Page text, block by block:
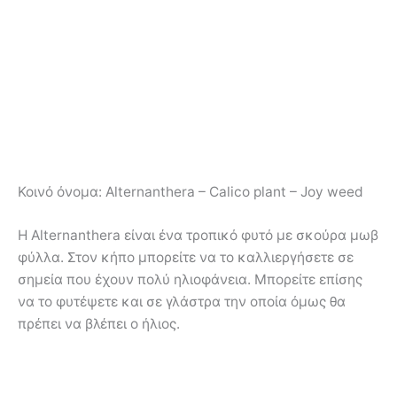
Κοινό όνομα: Alternanthera – Calico plant – Joy weed
Η Alternanthera είναι ένα τροπικό φυτό με σκούρα μωβ
φύλλα. Στον κήπο μπορείτε να το καλλιεργήσετε σε
σημεία που έχουν πολύ ηλιοφάνεια. Μπορείτε επίσης
να το φυτέψετε και σε γλάστρα την οποία όμως θα
πρέπει να βλέπει ο ήλιος.